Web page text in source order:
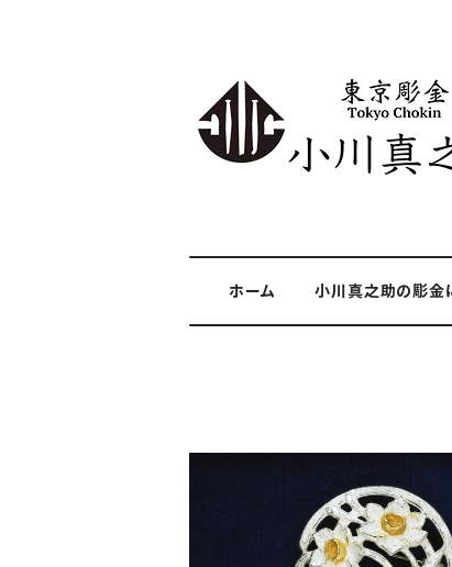
ホーム 小川真之助の彫金